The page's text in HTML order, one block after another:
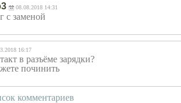
08.08.2018 14:31
с заменой
16:17
в разъёме зарядки?
починить
комментариев